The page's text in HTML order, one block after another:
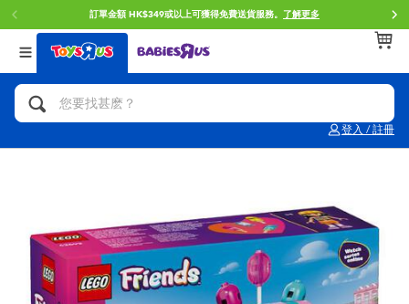
訂單金額 HK$349或以上可獲得免費送貨服務。 了解更多
登入 / 註冊
返回
分類目錄
人氣英雄,角色扮演,射擊玩具
玩具車,貨車,火車及遙控系列
返回
品牌
Brunch Brother 早午餐兄弟
Mini Brands
返回
年齢
0~2歳
8~11歳